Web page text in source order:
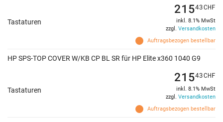
Tastaturen
Auftragsbezogen bestellbar
21543CHF
inkl. 8.1% MwSt
zzgl. Versandkosten
HP SPS-TOP COVER W/KB CP BL SR für HP Elite x360 1040 G9
Tastaturen
Auftragsbezogen bestellbar
21543CHF
inkl. 8.1% MwSt
zzgl. Versandkosten